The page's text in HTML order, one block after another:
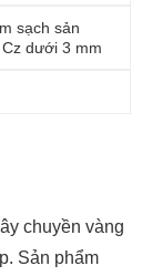
sạch sản
dưới 3 mm
chuyền vàng
Sản phẩm